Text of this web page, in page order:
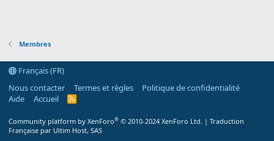
Membres
Français (FR)
Nous contacter
Termes et règles
Politique de confidentialité
Aide
Accueil
R
Community platform by XenForo® © 2010-2024 XenForo Ltd. | Traduction
Française par Ultim Host, SAS